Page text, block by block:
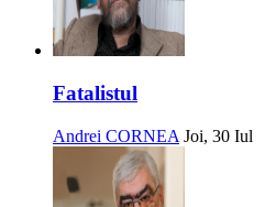
Fatalistul
Andrei CORNEA Joi, 30 Iul